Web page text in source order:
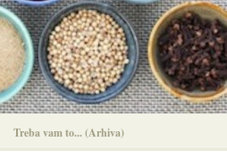
Treba vam to... (Arhiva)